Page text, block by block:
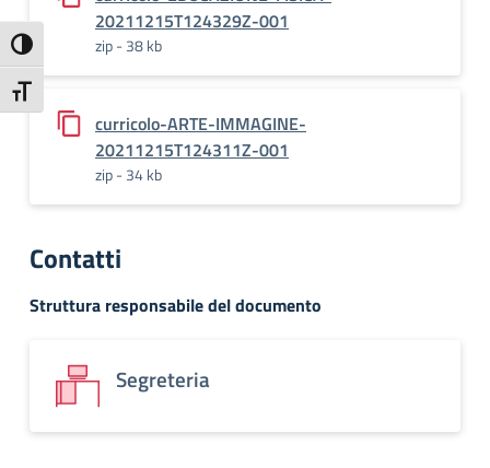
Attiva/disattiva alto contrasto
Attiva/disattiva dimensione testo
20211215T124329Z-001
zip - 38 kb
curricolo-ARTE-IMMAGINE-
20211215T124311Z-001
zip - 34 kb
Contatti
Struttura responsabile del documento
Segreteria